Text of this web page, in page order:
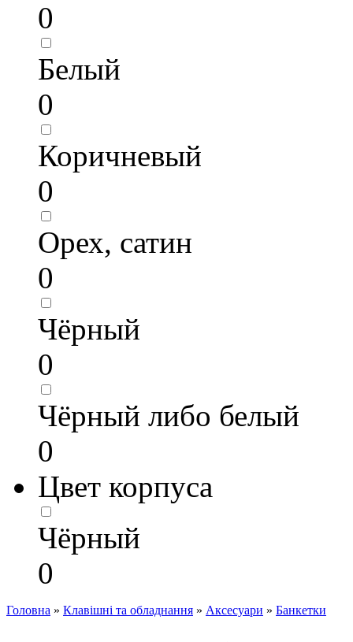
0
Белый
0
Коричневый
0
Орех, сатин
0
Чёрный
0
Чёрный либо белый
0
Цвет корпуса
Чёрный
0
Головна » Клавішні та обладнання » Аксесуари » Банкетки